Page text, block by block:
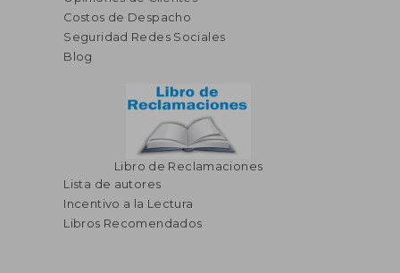
Costos de Despacho
Seguridad Redes Sociales
Blog
Libro de Reclamaciones
Lista de autores
Incentivo a la Lectura
Libros Recomendados